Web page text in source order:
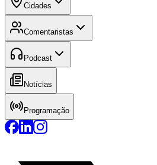
Cidades
Comentaristas
Podcast
Notícias
Programação